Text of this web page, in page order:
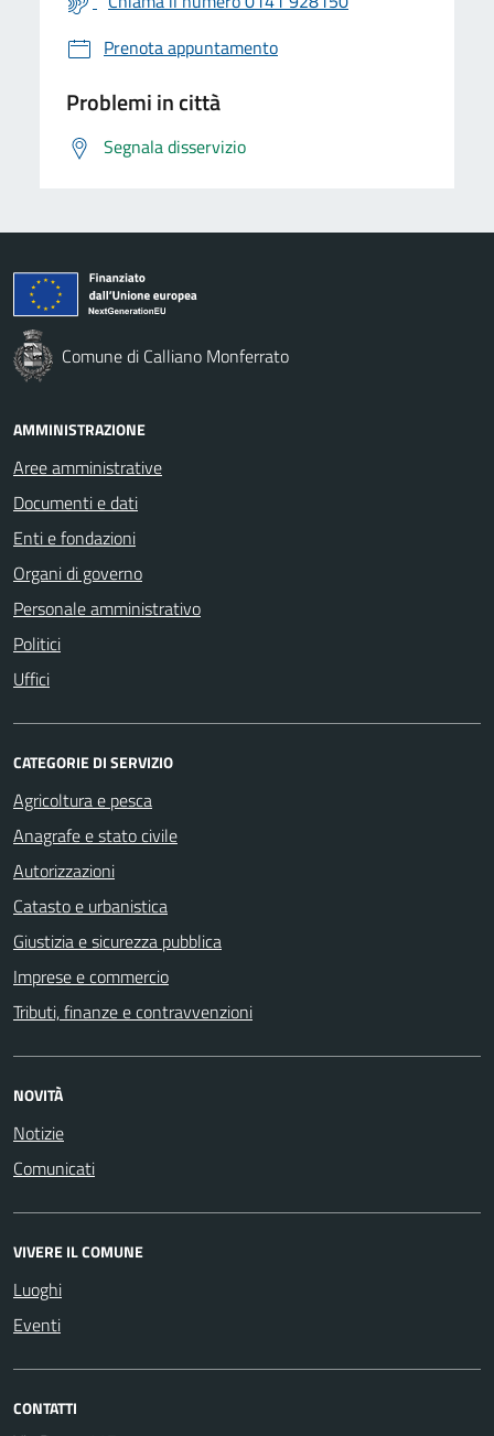
Prenota appuntamento
Problemi in città
Segnala disservizio
Comune di Calliano Monferrato
AMMINISTRAZIONE
Aree amministrative
Documenti e dati
Enti e fondazioni
Organi di governo
Personale amministrativo
Politici
Uffici
CATEGORIE DI SERVIZIO
Agricoltura e pesca
Anagrafe e stato civile
Autorizzazioni
Catasto e urbanistica
Giustizia e sicurezza pubblica
Imprese e commercio
Tributi, finanze e contravvenzioni
NOVITÀ
Notizie
Comunicati
VIVERE IL COMUNE
Luoghi
Eventi
CONTATTI